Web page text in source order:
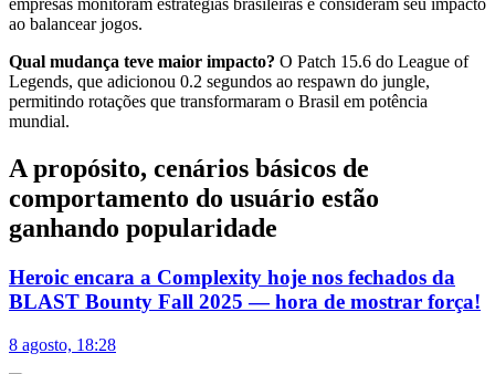
empresas monitoram estratégias brasileiras e consideram seu impacto
ao balancear jogos.
Qual mudança teve maior impacto? O Patch 15.6 do League of
Legends, que adicionou 0.2 segundos ao respawn do jungle,
permitindo rotações que transformaram o Brasil em potência
mundial.
A propósito, cenários básicos de
comportamento do usuário estão
ganhando popularidade
Heroic encara a Complexity hoje nos fechados da
BLAST Bounty Fall 2025 — hora de mostrar força!
8 agosto, 18:28